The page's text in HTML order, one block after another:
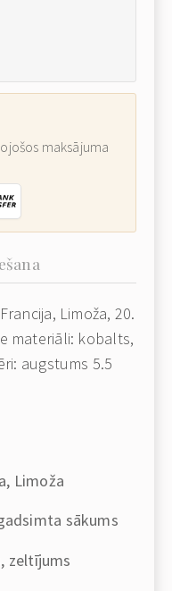
maksājuma
Limoža, 20.
materiāli: kobalts,
augstums 5.5
Limoža
sākums
zeltījums